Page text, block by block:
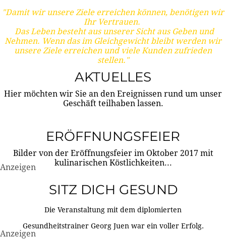
"Damit wir unsere Ziele erreichen können, benötigen wir
Ihr Vertrauen.
Das Leben besteht aus unserer Sicht aus Geben und
Nehmen. Wenn das im Gleichgewicht bleibt werden wir
unsere Ziele erreichen und viele Kunden zufrieden
stellen."
AKTUELLES
Hier möchten wir Sie an den Ereignissen rund um unser
Geschäft teilhaben lassen.
ERÖFFNUNGSFEIER
Bilder von der Eröffnungsfeier im Oktober 2017 mit
kulinarischen Köstlichkeiten...
Anzeigen
SITZ DICH GESUND
Die Veranstaltung mit dem diplomierten
Gesundheitstrainer Georg Juen war ein voller Erfolg.
Anzeigen